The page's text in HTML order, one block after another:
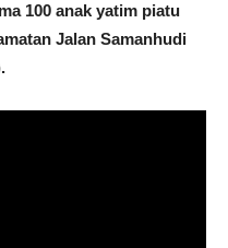
100 anak yatim piatu
Jalan Samanhudi